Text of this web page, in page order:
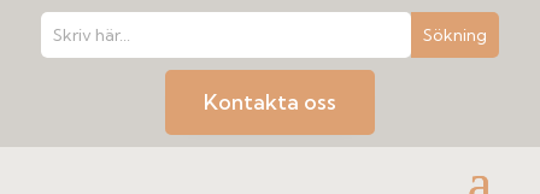
Kontakta oss